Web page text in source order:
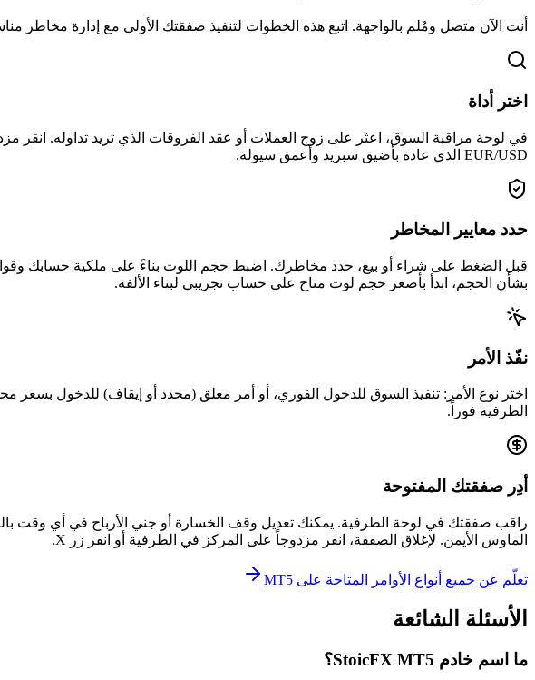
أنت الآن متصل ومُلم بالواجهة. اتبع هذه الخطوات لتنفيذ صفقتك الأولى مع إدارة مخاطر
اختر أداة
EUR/USD الذي عادة بأضيق سبريد وأعمق سيولة.
حدد معايير المخاطر
قبل الضغط على شراء أو بيع، حدد مخاطرك. اضبط حجم اللوت بناءً على ملكية حسابك
بشأن الحجم، ابدأ بأصغر حجم لوت متاح على حساب تجريبي لبناء الألفة.
نفّذ الأمر
اختر نوع الأمر: تنفيذ السوق للدخول الفوري، أو أمر معلق (محدد أو إيقاف) للدخول
الطرفية فوراً.
أدِر صفقتك المفتوحة
الماوس الأيمن. لإغلاق الصفقة، انقر مزدوجاً على المركز في الطرفية أو انقر زر X.
تعلّم عن جميع أنواع الأوامر المتاحة على MT5
الأسئلة الشائعة
ما اسم خادم StoicFX MT5؟